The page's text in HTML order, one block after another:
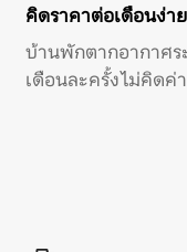
คิดราคาต่อเดือนง่า
บ้านพักตากอากาศร
เดือนละครั้ง ไม่คิดค่